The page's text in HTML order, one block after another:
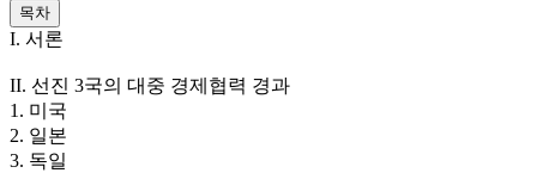
목차
I. 서론
II. 선진 3국의 대중 경제협력 경과
1. 미국
2. 일본
3. 독일